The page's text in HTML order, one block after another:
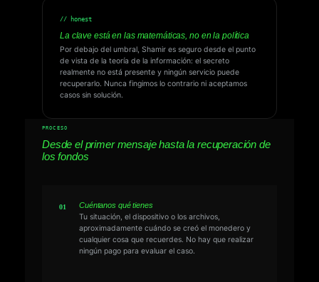
// honest
La clave está en las matemáticas, no en la política
Por debajo del umbral, Shamir es seguro desde el punto
de vista de la teoría de la información: el secreto
realmente no está presente y ningún servicio puede
recuperarlo. Nunca fingimos lo contrario ni aceptamos
casos sin solución.
PROCESO
Desde el primer mensaje hasta la recuperación de
los fondos
Cuéntanos qué tienes
Tu situación, el dispositivo o los archivos,
aproximadamente cuándo se creó el monedero y
cualquier cosa que recuerdes. No hay que realizar
ningún pago para evaluar el caso.